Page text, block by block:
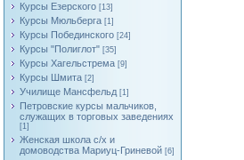
Курсы Езерского [13]
Курсы Мюльберга [1]
Курсы Побединского [24]
Курсы "Полиглот" [35]
Курсы Хагельстрема [9]
Курсы Шмита [2]
Училище Мансфельд [1]
Петровские курсы мальчиков,
служащих в торговых заведениях
[1]
Женская школа с/х и
домоводства Мариуц-Гриневой [6]